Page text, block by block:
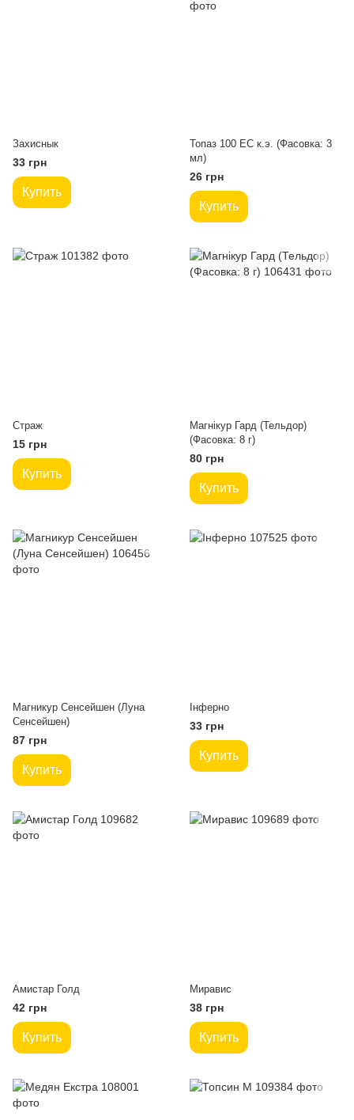
Захиснык
33 грн
Купить
Топаз 100 ЕС к.э. (Фасовка: 3
мл)
26 грн
Купить
Страж
15 грн
Купить
Магнікур Гард (Тельдор)
(Фасовка: 8 г)
80 грн
Купить
Магникур Сенсейшен (Луна
Сенсейшен)
87 грн
Купить
Інферно
33 грн
Купить
Амистар Голд
42 грн
Купить
Миравис
38 грн
Купить